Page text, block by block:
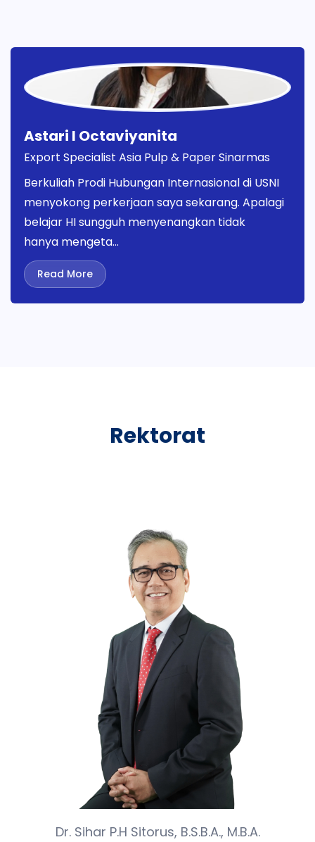
Astari I Octaviyanita
Export Specialist Asia Pulp & Paper Sinarmas
Berkuliah Prodi Hubungan Internasional di USNI
menyokong perkerjaan saya sekarang. Apalagi
belajar HI sungguh menyenangkan tidak
hanya mengeta...
Read More
Rektorat
Dr. Sihar P.H Sitorus, B.S.B.A., M.B.A.